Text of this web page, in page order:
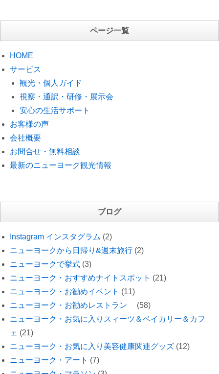
ページ一覧
HOME
サービス
観光・個人ガイド
視察・通訳・研修・展示会
安心の生活サポート
お客様の声
会社概要
お問合せ・無料相談
最新のニューヨーク観光情報
ブログ
Instagram インスタグラム (2)
ニューヨークから日帰り&週末旅行 (2)
ニューヨークで挙式 (3)
ニューヨーク・おすすめナイトスポット (21)
ニューヨーク・お勧めイベント (11)
ニューヨーク・お勧めレストラン
(58)
ニューヨーク・お気に入りスィーツ＆ベイカリー＆カフ
ェ (21)
ニューヨーク・お気に入り美容健康関連グッズ (12)
ニューヨーク・アート (7)